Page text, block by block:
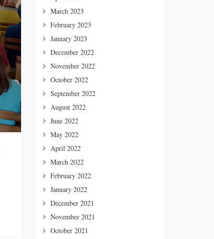
March 2023
February 2023
January 2023
December 2022
November 2022
October 2022
September 2022
August 2022
June 2022
May 2022
April 2022
March 2022
February 2022
January 2022
December 2021
November 2021
October 2021